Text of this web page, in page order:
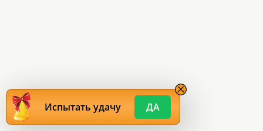
Испытать удачу ДА